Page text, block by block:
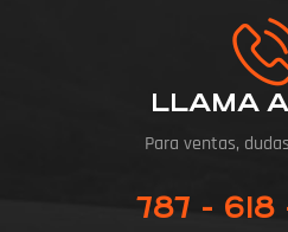
LLAMA
Para ventas,
787 -